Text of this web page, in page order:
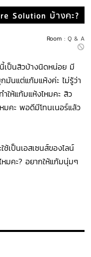
Solution บ้างคะ?
Room : Q & A
เป็นสิวบ้างนิดหน่อย มี
มันแต่แก้มแห้งค่ะ ไม่รู้ว่า
ำให้แก้มแห้งไหมคะ สิว
มคะ พอดีมีโทนเนอร์แล้ว
ช้เป็นเอสเซนส์ของไลน์
มคะ? อยากให้แก้มนุ่มๆ